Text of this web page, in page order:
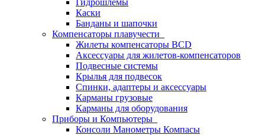
Гидрошлемы
Каски
Банданы и шапочки
Компенсаторы плавучести
Жилеты компенсаторы BCD
Аксессуары для жилетов-компенсаторов
Подвесные системы
Крылья для подвесок
Спинки, адаптеры и аксессуары
Карманы грузовые
Карманы для оборудования
Приборы и Компьютеры
Консоли Манометры Компасы